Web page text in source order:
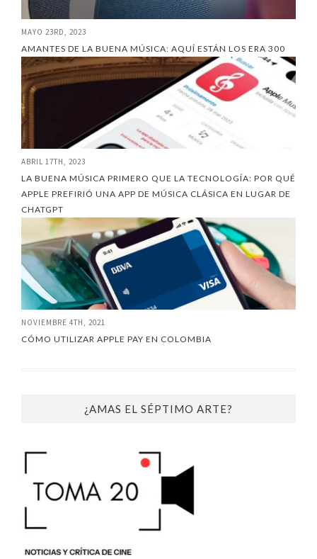
MAYO 23RD, 2023
AMANTES DE LA BUENA MÚSICA: AQUÍ ESTÁN LOS ERA 300
ABRIL 17TH, 2023
LA BUENA MÚSICA PRIMERO QUE LA TECNOLOGÍA: POR QUÉ
APPLE PREFIRIÓ UNA APP DE MÚSICA CLÁSICA EN LUGAR DE
CHATGPT
NOVIEMBRE 4TH, 2021
CÓMO UTILIZAR APPLE PAY EN COLOMBIA
¿AMAS EL SÉPTIMO ARTE?